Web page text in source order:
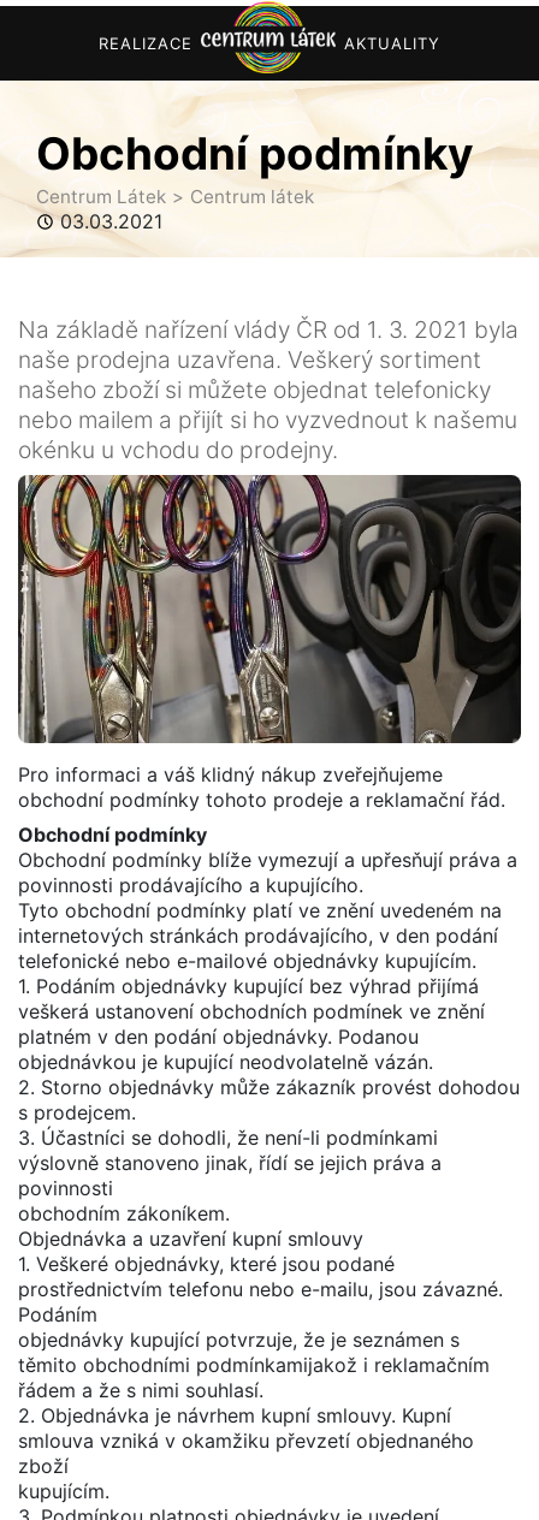
REALIZACE AKTUALITY
Obchodní podmínky
Centrum Látek Centrum látek
03.03.2021
Na základě nařízení vlády ČR od 1. 3. 2021 byla
naše prodejna uzavřena. Veškerý sortiment
našeho zboží si můžete objednat telefonicky
nebo mailem a přijít si ho vyzvednout k našemu
okénku u vchodu do prodejny.
Pro informaci a váš klidný nákup zveřejňujeme
obchodní podmínky tohoto prodeje a reklamační řád.
Obchodní podmínky
Obchodní podmínky blíže vymezují a upřesňují práva a
povinnosti prodávajícího a kupujícího.
Tyto obchodní podmínky platí ve znění uvedeném na
internetových stránkách prodávajícího, v den podání
telefonické nebo e-mailové objednávky kupujícím.
1. Podáním objednávky kupující bez výhrad přijímá
veškerá ustanovení obchodních podmínek ve znění
platném v den podání objednávky. Podanou
objednávkou je kupující neodvolatelně vázán.
2. Storno objednávky může zákazník provést dohodou
s prodejcem.
3. Účastníci se dohodli, že není-li podmínkami
výslovně stanoveno jinak, řídí se jejich práva a
povinnosti
obchodním zákoníkem.
Objednávka a uzavření kupní smlouvy
1. Veškeré objednávky, které jsou podané
prostřednictvím telefonu nebo e-mailu, jsou závazné.
Podáním
objednávky kupující potvrzuje, že je seznámen s
těmito obchodními podmínkamijakož i reklamačním
řádem a že s nimi souhlasí.
2. Objednávka je návrhem kupní smlouvy. Kupní
smlouva vzniká v okamžiku převzetí objednaného
zboží
kupujícím.